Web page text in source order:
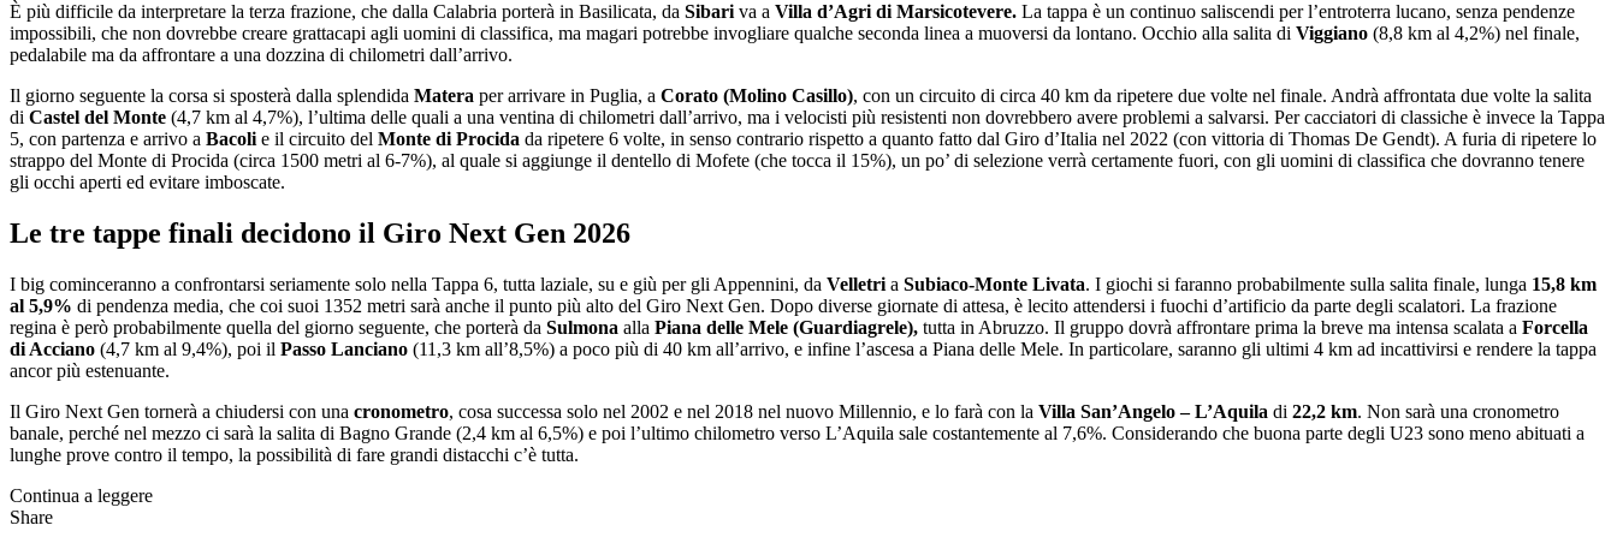
È più difficile da interpretare la terza frazione, che dalla Calabria porterà in Basilicata, da Sibari va a Villa d’Agri di Marsicotevere. La tappa è un continuo saliscendi per l’entroterra lucano, senza pendenze
impossibili, che non dovrebbe creare grattacapi agli uomini di classifica, ma magari potrebbe invogliare qualche seconda linea a muoversi da lontano. Occhio alla salita di Viggiano (8,8 km al 4,2%) nel finale,
pedalabile ma da affrontare a una dozzina di chilometri dall’arrivo.
Il giorno seguente la corsa si sposterà dalla splendida Matera per arrivare in Puglia, a Corato (Molino Casillo), con un circuito di circa 40 km da ripetere due volte nel finale. Andrà affrontata due volte la salita
di Castel del Monte (4,7 km al 4,7%), l’ultima delle quali a una ventina di chilometri dall’arrivo, ma i velocisti più resistenti non dovrebbero avere problemi a salvarsi. Per cacciatori di classiche è invece la Tappa
5, con partenza e arrivo a Bacoli e il circuito del Monte di Procida da ripetere 6 volte, in senso contrario rispetto a quanto fatto dal Giro d’Italia nel 2022 (con vittoria di Thomas De Gendt). A furia di ripetere lo
strappo del Monte di Procida (circa 1500 metri al 6-7%), al quale si aggiunge il dentello di Mofete (che tocca il 15%), un po’ di selezione verrà certamente fuori, con gli uomini di classifica che dovranno tenere
gli occhi aperti ed evitare imboscate.
Le tre tappe finali decidono il Giro Next Gen 2026
I big cominceranno a confrontarsi seriamente solo nella Tappa 6, tutta laziale, su e giù per gli Appennini, da Velletri a Subiaco-Monte Livata. I giochi si faranno probabilmente sulla salita finale, lunga 15,8 km
al 5,9% di pendenza media, che coi suoi 1352 metri sarà anche il punto più alto del Giro Next Gen. Dopo diverse giornate di attesa, è lecito attendersi i fuochi d’artificio da parte degli scalatori. La frazione
regina è però probabilmente quella del giorno seguente, che porterà da Sulmona alla Piana delle Mele (Guardiagrele), tutta in Abruzzo. Il gruppo dovrà affrontare prima la breve ma intensa scalata a Forcella
di Acciano (4,7 km al 9,4%), poi il Passo Lanciano (11,3 km all’8,5%) a poco più di 40 km all’arrivo, e infine l’ascesa a Piana delle Mele. In particolare, saranno gli ultimi 4 km ad incattivirsi e rendere la tappa
ancor più estenuante.
Il Giro Next Gen tornerà a chiudersi con una cronometro, cosa successa solo nel 2002 e nel 2018 nel nuovo Millennio, e lo farà con la Villa San’Angelo – L’Aquila di 22,2 km. Non sarà una cronometro
banale, perché nel mezzo ci sarà la salita di Bagno Grande (2,4 km al 6,5%) e poi l’ultimo chilometro verso L’Aquila sale costantemente al 7,6%. Considerando che buona parte degli U23 sono meno abituati a
lunghe prove contro il tempo, la possibilità di fare grandi distacchi c’è tutta.
Continua a leggere
Share